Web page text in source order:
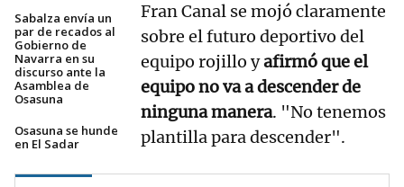
Sabalza envía un
par de recados al
Gobierno de
Navarra en su
discurso ante la
Asamblea de
Osasuna
Osasuna se hunde
en El Sadar
Fran Canal se mojó claramente
sobre el futuro deportivo del
equipo rojillo yafirmó que el
equipo no va a descender de
ninguna manera. "No tenemos
plantilla para descender".